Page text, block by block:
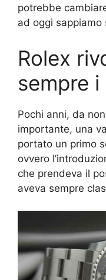
potrebbe
ad oggi sappiamo
Rolex
sempre
Pochi anni, da
importante, una
portato un primo
ovvero
che prendeva il
aveva sempre